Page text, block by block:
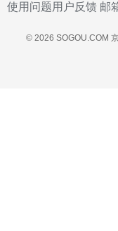
使用问题用户反馈 邮
© 2026 SOGOU.COM